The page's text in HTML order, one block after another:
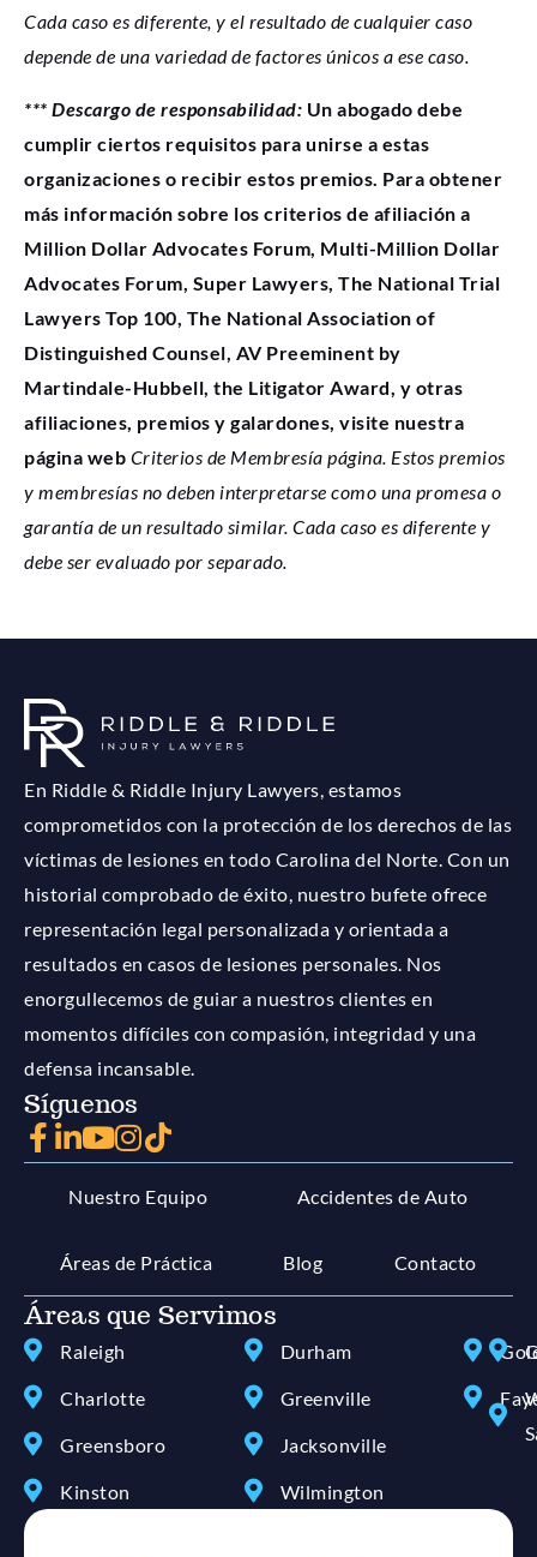
Cada caso es diferente, y el resultado de cualquier caso
depende de una variedad de factores únicos a ese caso.
*** Descargo de responsabilidad: Un abogado debe
cumplir ciertos requisitos para unirse a estas
organizaciones o recibir estos premios. Para obtener
más información sobre los criterios de afiliación a
Million Dollar Advocates Forum, Multi-Million Dollar
Advocates Forum, Super Lawyers, The National Trial
Lawyers Top 100, The National Association of
Distinguished Counsel, AV Preeminent by
Martindale-Hubbell, the Litigator Award, y otras
afiliaciones, premios y galardones, visite nuestra
página web Criterios de Membresía página. Estos premios
y membresías no deben interpretarse como una promesa o
garantía de un resultado similar. Cada caso es diferente y
debe ser evaluado por separado.
En Riddle & Riddle Injury Lawyers, estamos
comprometidos con la protección de los derechos de las
víctimas de lesiones en todo Carolina del Norte. Con un
historial comprobado de éxito, nuestro bufete ofrece
representación legal personalizada y orientada a
resultados en casos de lesiones personales. Nos
enorgullecemos de guiar a nuestros clientes en
momentos difíciles con compasión, integridad y una
defensa incansable.
Síguenos
Nuestro Equipo Accidentes de Auto
Áreas de Práctica Blog Contacto
Áreas que Servimos
Raleigh
Charlotte
Greensboro
Kinston
Durham
Greenville
Jacksonville
Wilmington